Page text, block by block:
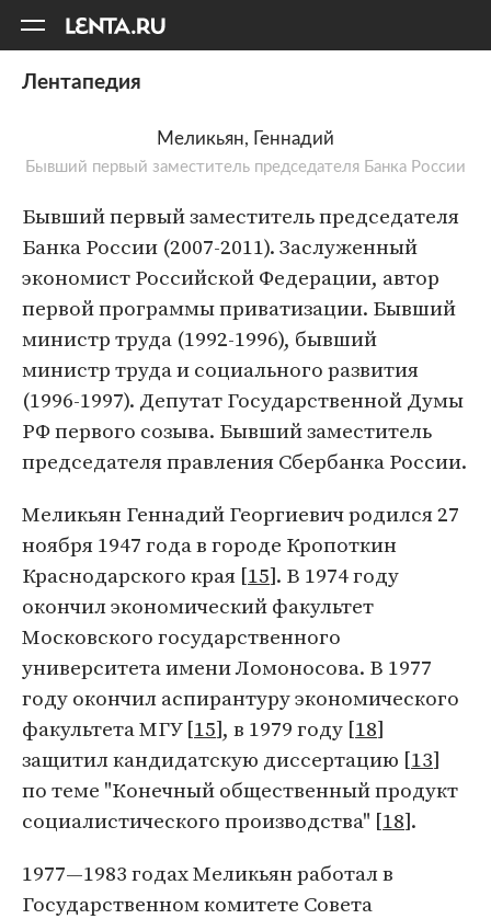
Лентапедия
Меликьян, Геннадий
Бывший первый заместитель председателя Банка России
Бывший первый заместитель председателя
Банка России (2007-2011). Заслуженный
экономист Российской Федерации, автор
первой программы приватизации. Бывший
министр труда (1992-1996), бывший
министр труда и социального развития
(1996-1997). Депутат Государственной Думы
РФ первого созыва. Бывший заместитель
председателя правления Сбербанка России.
Меликьян Геннадий Георгиевич родился 27
ноября 1947 года в городе Кропоткин
Краснодарского края [15]. В 1974 году
окончил экономический факультет
Московского государственного
университета имени Ломоносова. В 1977
году окончил аспирантуру экономического
факультета МГУ [15], в 1979 году [18]
защитил кандидатскую диссертацию [13]
по теме "Конечный общественный продукт
социалистического производства" [18].
1977—1983 годах Меликьян работал в
Государственном комитете Совета